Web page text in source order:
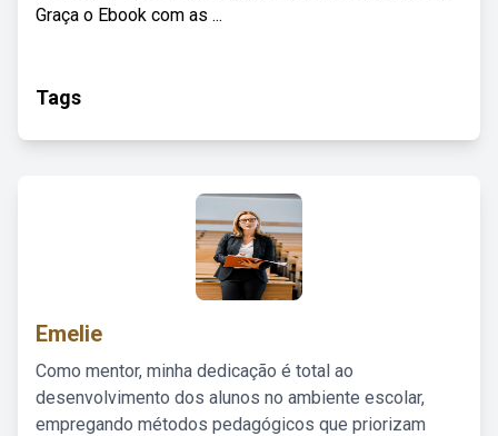
Graça o Ebook com as ...
Tags
Emelie
Como mentor, minha dedicação é total ao
desenvolvimento dos alunos no ambiente escolar,
empregando métodos pedagógicos que priorizam